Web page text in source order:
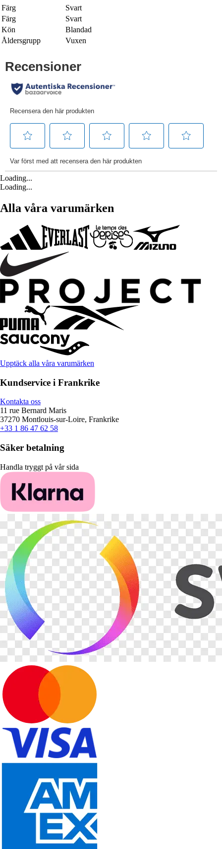
Färg
Svart
Färg
Svart
Kön
Blandad
Åldersgrupp
Vuxen
Loading...
Loading...
Alla våra varumärken
Upptäck alla våra varumärken
Kundservice i Frankrike
Kontakta oss
11 rue Bernard Maris
37270 Montlouis-sur-Loire, Frankrike
+33 1 86 47 62 58
Säker betalning
Handla tryggt på vår sida